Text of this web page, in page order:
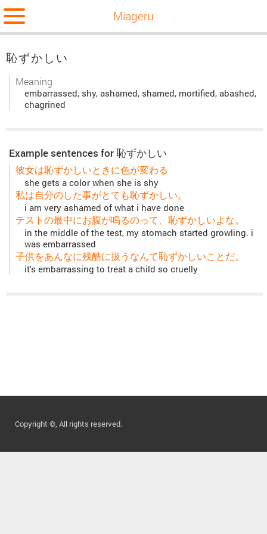
Miageru
恥ずかしい
Meaning
embarrassed, shy, ashamed, shamed, mortified, abashed,
chagrined
Example sentences for 恥ずかしい
彼女は恥ずかしいときに色が変わる
she gets a color when she is shy
私は自分のした事がとても恥ずかしい。
i am very ashamed of what i have done
テストの最中にお腹が鳴るのって、恥ずかしいよな。
in the middle of the test, my stomach started growling. i
was embarrassed
子供をあんなに残酷に扱うなんて恥ずかしいことだ。
it's embarrassing to treat a child so cruelly
Copyright ©, All rights reserved.